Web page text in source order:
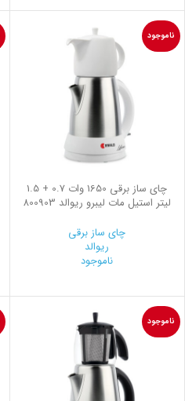
ناموجود
چای ساز برقی 1650 وات 0.7 + 1.5
لیتر استیل مات ليبرو ریوالد 800903
چای ساز برقی
ریوالد
ناموجود
ناموجود